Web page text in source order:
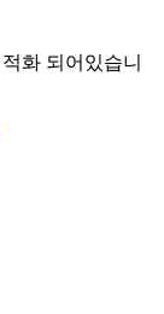
화 되어있습니